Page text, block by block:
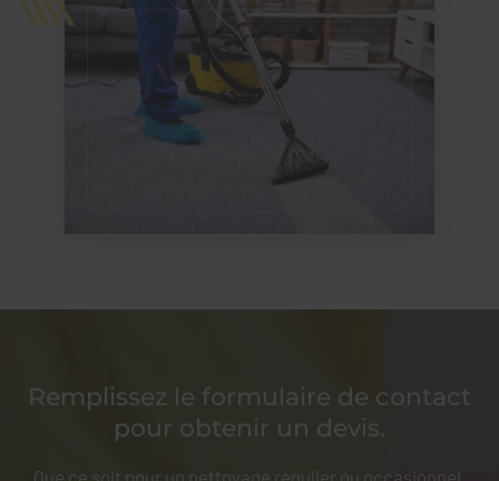
Remplissez le formulaire de contact
pour obtenir un devis.
Que ce soit pour un nettoyage régulier ou occasionnel,